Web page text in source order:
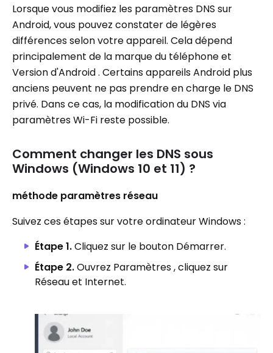
Lorsque vous modifiez les paramètres DNS sur
Android, vous pouvez constater de légères
différences selon votre appareil. Cela dépend
principalement de la marque du téléphone et
Version d'Android . Certains appareils Android plus
anciens peuvent ne pas prendre en charge le DNS
privé. Dans ce cas, la modification du DNS via
paramètres Wi-Fi reste possible.
Comment changer les DNS sous
Windows (Windows 10 et 11) ?
méthode paramètres réseau
Suivez ces étapes sur votre ordinateur Windows :
Étape 1.Cliquez sur le bouton Démarrer.
Étape 2.Ouvrez Paramètres , cliquez sur
Réseau et Internet.